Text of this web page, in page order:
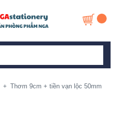
+ Thơm 9cm + tiền vạn lộc 50mm